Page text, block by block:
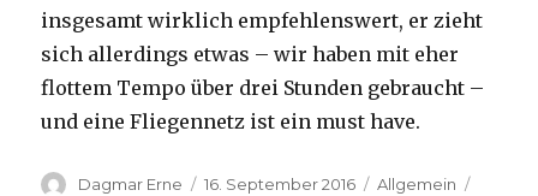
insgesamt wirklich empfehlenswert, er zieht
sich allerdings etwas – wir haben mit eher
flottem Tempo über drei Stunden gebraucht –
und eine Fliegennetz ist ein must have.
Autor
Dagmar Erne
Veröffentlicht
16. September 2016 Kategorien
Allgemein